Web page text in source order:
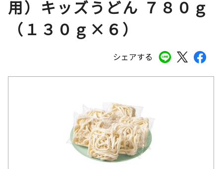
シェアする
用）キッズうどん ７８０ｇ
（１３０ｇ×６）